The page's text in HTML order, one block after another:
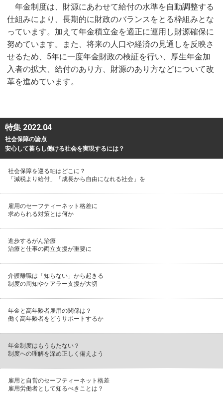
年金制度は、財源にあわせて給付の水準を自動調整する
仕組みにより、長期的に財政のバランスをとる枠組みとな
っています。加えて年金積立金を適正に運用し財源確保に
努めています。また、将来の人口や経済の見通しを反映さ
せるため、5年に一度年金財政の検証を行い、厚生年金加
入者の拡大、給付のあり方、財源のあり方などについて改
革を進めています。
特集 2022.04
社会保障の論点
安心して暮らし働ける社会を実現するには？
社会保障を巡る軸はどこに？
「減税より給付」「成長から自由になれる社会」を
雇用のセーフティーネット格差に
求められる対策とは何か
進歩するがん治療
治療と仕事の両立支援が重要に
介護離職は「知らない」から起きる
制度の周知やケアラー支援が大切
年金と高年齢者雇用の関係は？
働く高年齢者をどうサポートするか
年金制度はもうもたない？
制度への理解を深め正しく備えよう
雇用と自営のセーフティーネット格差
雇用労働者として知るべきことは？